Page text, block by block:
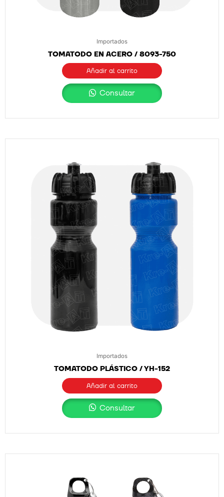
Importados
TOMATODO EN ACERO / 8093-750
Añadir al carrito
Consultar
Importados
TOMATODO PLÁSTICO / YH-152
Añadir al carrito
Consultar